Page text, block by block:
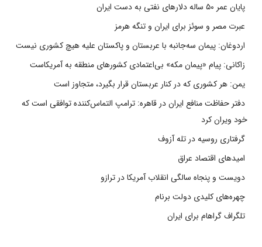
پایان عمر ۵۰ ساله دلارهای نفتی به دست ایران
عبرت مصر و سوئز برای ایران و تنگه هرمز
اردوغان: پیمان سه‌جانبه با عربستان و پاکستان علیه هیچ کشوری نیست
زاکانی: پیام «پیمان مکه» بی‌اعتمادی کشورهای منطقه به آمریکاست
یمن: هر کشوری که در کنار عربستان قرار بگیرد، متجاوز است
دفتر حفاظت منافع ایران در قاهره: ترامپ التماس‌کننده توافقی است که
خود ویران کرد
گرفتاری روسیه در تله آزوف
امیدهای اقتصاد عراق
دویست و پنجاه سالگی انقلاب آمریکا در ترازو
چهره‌های کلیدی دولت برنام
تلگراف گراهام برای ایران